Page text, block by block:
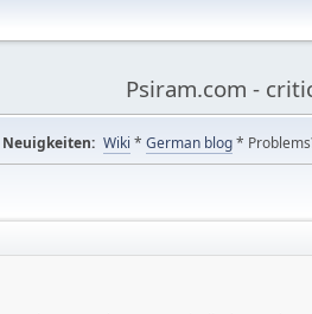
Psiram.com -
Neuigkeiten: Wiki * German blog*